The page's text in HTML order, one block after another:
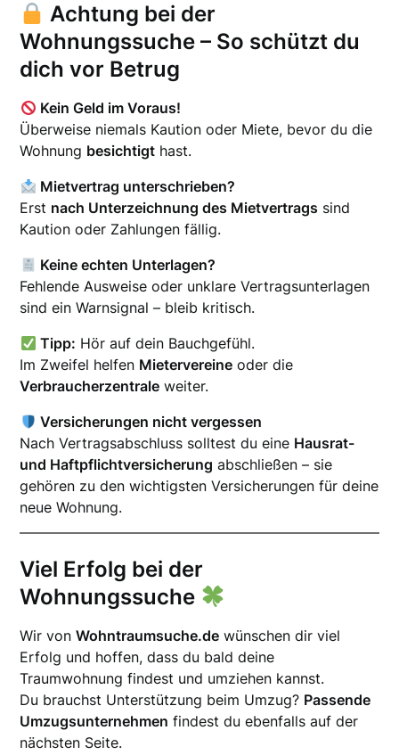
Achtung bei der
Wohnungssuche – So schützt du
dich vor Betrug
Kein Geld im Voraus!
Überweise niemals Kaution oder Miete, bevor du die
Wohnung besichtigt hast.
Mietvertrag unterschrieben?
Erst nach Unterzeichnung des Mietvertrags sind
Kaution oder Zahlungen fällig.
Keine echten Unterlagen?
Fehlende Ausweise oder unklare Vertragsunterlagen
sind ein Warnsignal – bleib kritisch.
Tipp: Hör auf dein Bauchgefühl.
Im Zweifel helfen Mietervereine oder die
Verbraucherzentrale weiter.
Versicherungen nicht vergessen
Nach Vertragsabschluss solltest du eine Hausrat-
und Haftpflichtversicherung abschließen – sie
gehören zu den wichtigsten Versicherungen für deine
neue Wohnung.
Viel Erfolg bei der
Wohnungssuche
Wir vonWohntraumsuche.de wünschen dir viel
Erfolg und hoffen, dass du bald deine
Traumwohnung findest und umziehen kannst.
Du brauchst Unterstützung beim Umzug? Passende
Umzugsunternehmen findest du ebenfalls auf der
nächsten Seite.